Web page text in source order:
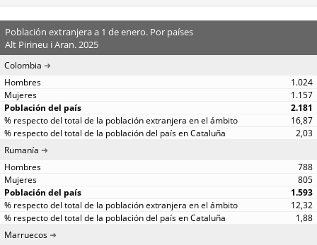
Población extranjera a 1 de enero. Por países
Alt Pirineu i Aran. 2025
Colombia
1.024
1.157
2.181
16,87
2,03
Rumanía
788
805
1.593
12,32
1,88
Marruecos